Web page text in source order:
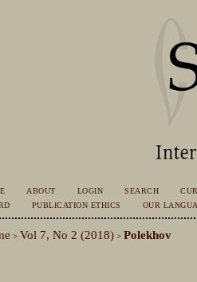
ABOUT LOGIN SEARCH
PUBLICATION ETHICS OUR
> Vol 7, No 2 (2018) > Polekhov